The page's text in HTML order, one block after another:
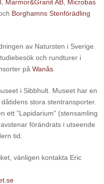
Marmor&Granit AB Microbas
Borghamns Stenförädling
av Natursten i Sverige.
och rundturer i
påWanås
i Sibbhult. Museet har en
stora stentransporter.
ett ”Lapidarium” (stensamling
förändrats i utseende
tid.
vänligen kontakta Eric